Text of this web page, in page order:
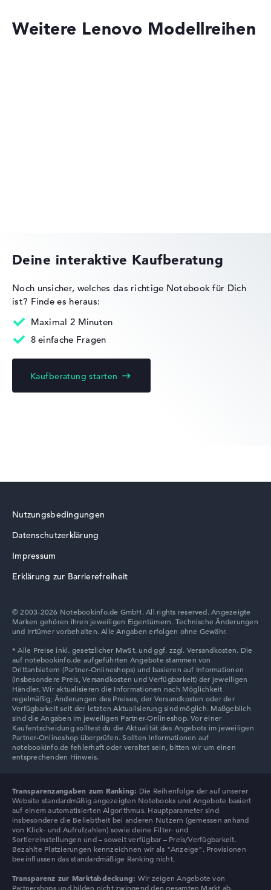
Weitere Lenovo Modellreihen
Lenovo ThinkPad
Lenovo Legion
Lenovo Chromebook
Lenovo V
Deine interaktive Kaufberatung
Noch unsicher, welches das richtige Notebook für Dich
ist? Finde es heraus:
Maximal 2 Minuten
8 einfache Fragen
Kaufberatung starten
Nutzungsbedingungen
Datenschutzerklärung
Impressum
Erklärung zur Barrierefreiheit
© 2003-2026 Notebookinfo.de GmbH. All rights reserved. Angezeigte
Marken gehören ihren jeweiligen Eigentümern. Technische Änderungen
und Irrtümer vorbehalten. Alle Angaben erfolgen ohne Gewähr.
Transparenzangaben zum Ranking: Die Reihenfolge der auf unserer
Website standardmäßig angezeigten Notebooks und Angebote basiert
auf einem automatisierten Algorithmus. Hauptparameter sind
insbesondere die Beliebtheit bei anderen Nutzern (gemessen anhand
von Klick- und Aufrufzahlen) sowie deine Filter- und
Sortiereinstellungen und – soweit verfügbar – Preis/Verfügbarkeit.
Bezahlte Platzierungen kennzeichnen wir als "Anzeige". Provisionen
beeinflussen das standardmäßige Ranking nicht.
Transparenz zur Marktabdeckung: Wir zeigen Angebote von
Partnershops und bilden nicht zwingend den gesamten Markt ab.